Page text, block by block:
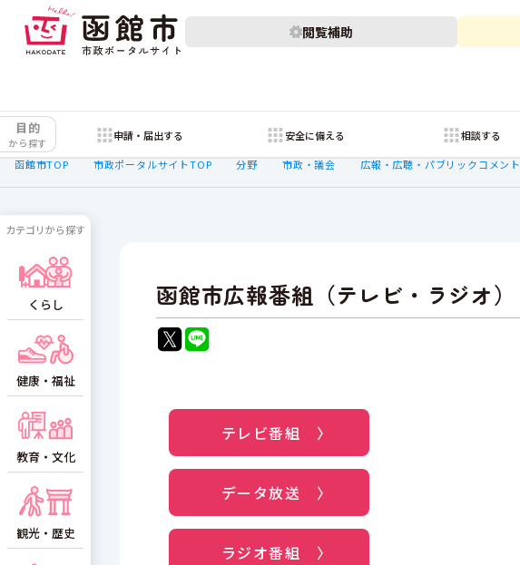
閲覧補助
目的
から探す
申請・届出する 安全に備える 相談する
函館市TOP 市政ポータルサイトTOP 分野 市政・議会 広報・広聴・パブリックコメント
函館市広報番組（テレビ・ラジオ）
テレビ番組 〉
データ放送 〉
ラジオ番組 〉
カテゴリから探す
くらし
健康・福祉
教育・文化
観光・歴史